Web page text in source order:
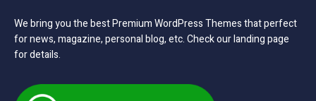
We bring you the best Premium WordPress Themes that perfect
for news, magazine, personal blog, etc. Check our landing page
for details.